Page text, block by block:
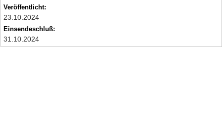
Veröffentlicht:
23.10.2024
Einsendeschluß:
31.10.2024